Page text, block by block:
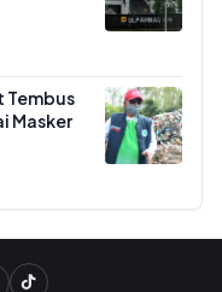
Tembus
Masker